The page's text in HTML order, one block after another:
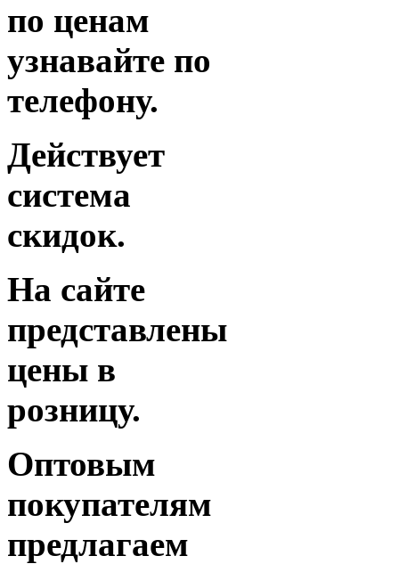
по ценам
узнавайте по
телефону.
Действует
система
скидок.
На сайте
представлены
цены в
розницу.
Оптовым
покупателям
предлагаем